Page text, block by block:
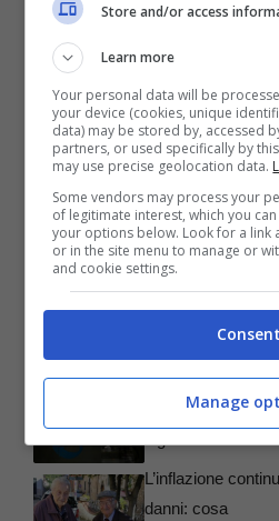
Articoli recenti
Pensioni, come
prossimi aumenti
Rottamazione
attenzione al
usare
Passaporti, come
sapere
Pensioni
L’inflazione
danni: cosa
Store and/or access
Learn more
Your personal data will be
your device (cookies, unique
data) may be stored by, accessed
partners, or used specifically by
may use precise geolocation data.
Some vendors may process your
of legitimate interest, which you
your options below. Look for a link
or in the site menu to manage or
and cookie settings.
Consent
Manage